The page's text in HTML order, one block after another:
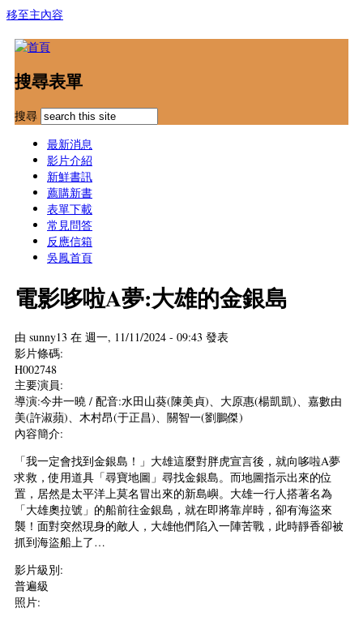
移至主內容
搜尋表單
搜尋
最新消息
影片介紹
新鮮書訊
薦購新書
表單下載
常見問答
反應信箱
吳鳳首頁
電影哆啦A夢:大雄的金銀島
由 sunny13 在 週一, 11/11/2024 - 09:43 發表
影片條碼:
H002748
主要演員:
導演:今井一曉 / 配音:水田山葵(陳美貞)、大原惠(楊凱凱)、嘉數由
美(許淑蘋)、木村昂(于正昌)、關智一(劉鵬傑)
內容簡介:
「我一定會找到金銀島！」大雄這麼對胖虎宣言後，就向哆啦A夢
求救，使用道具「尋寶地圖」尋找金銀島。而地圖指示出來的位
置，居然是太平洋上莫名冒出來的新島嶼。大雄一行人搭著名為
「大雄奧拉號」的船前往金銀島，就在即將靠岸時，卻有海盜來
襲！面對突然現身的敵人，大雄他們陷入一陣苦戰，此時靜香卻被
抓到海盜船上了…
影片級別:
普遍級
照片: